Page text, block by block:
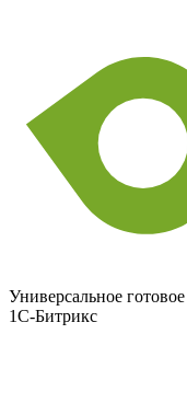
Универсальное
1С-Битрикс